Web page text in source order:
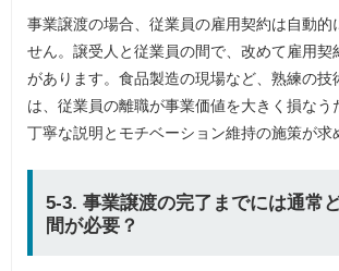
事業譲渡の場合、従業員の雇用契約は自動的
せん。譲受人と従業員の間で、改めて雇用契
があります。食品製造の現場など、熟練の技
は、従業員の離職が事業価値を大きく損なう
丁寧な説明とモチベーション維持の施策が求
5-3. 事業譲渡の完了までには通常
間が必要？